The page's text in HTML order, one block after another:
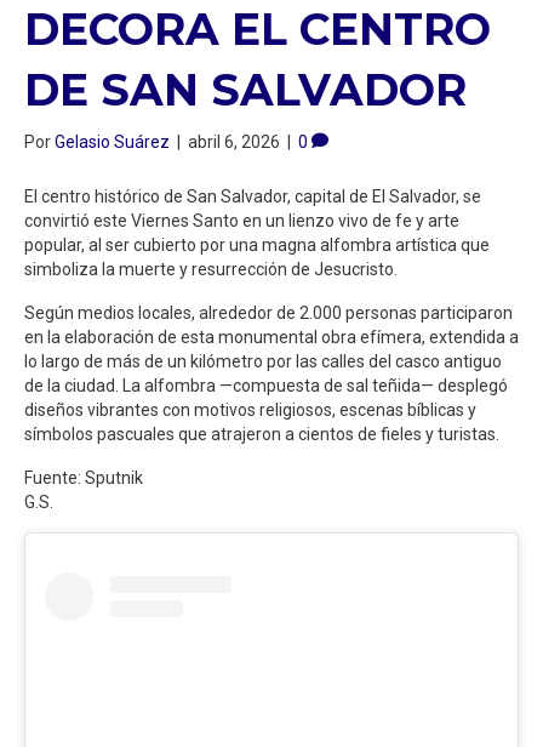
DECORA EL CENTRO
DE SAN SALVADOR
PorGelasio Suárez | abril 6, 2026 | 0
El centro histórico de San Salvador, capital de El Salvador, se
convirtió este Viernes Santo en un lienzo vivo de fe y arte
popular, al ser cubierto por una magna alfombra artística que
simboliza la muerte y resurrección de Jesucristo.
Según medios locales, alrededor de 2.000 personas participaron
en la elaboración de esta monumental obra efímera, extendida a
lo largo de más de un kilómetro por las calles del casco antiguo
de la ciudad. La alfombra —compuesta de sal teñida— desplegó
diseños vibrantes con motivos religiosos, escenas bíblicas y
símbolos pascuales que atrajeron a cientos de fieles y turistas.
Fuente: Sputnik
G.S.